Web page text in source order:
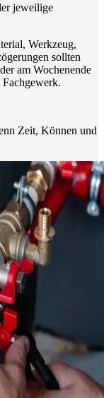
jeweilige
Werkzeug,
sollten
am Wochenende
Fachgewerk.
Zeit, Können und